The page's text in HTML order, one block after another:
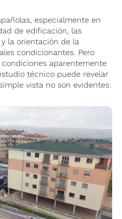
especialmente en
de edificación, las
la orientación de la
condicionantes. Pero
aparentemente
técnico puede revelar
vista no son evidentes.